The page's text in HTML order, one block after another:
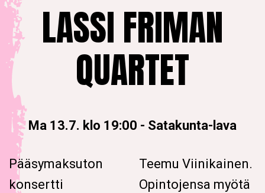
LASSI FRIMAN
QUARTET
Ma 13.7. klo 19:00 - Satakunta-lava
Pääsymaksuton
konsertti
Teemu Viinikainen.
Opintojensa myötä